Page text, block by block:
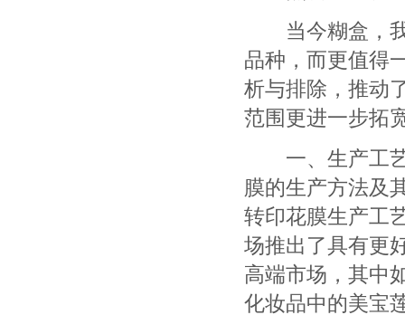
当今糊盒，我
品种，而更值得
析与排除，推动
范围更进一步拓
一、生产工艺
膜的生产方法及
转印花膜生产工
场推出了具有更
高端市场，其中
化妆品中的美宝